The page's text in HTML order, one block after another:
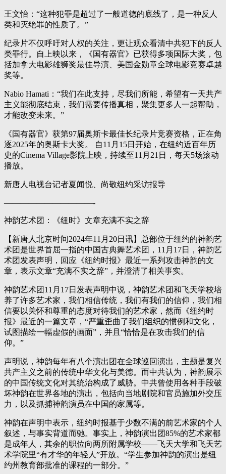
王文怡：“这种犯罪是超过了一般道德的底线了，是一种反人
类和灭绝罪的性质了。”
纪录片不仅呼吁对人权的关注，更让观众看清中共犯下的反人
类罪行。自上映以来，《国有器官》已获得多项国际大奖，包
括加拿大电影雄狮奖最佳导演、美国金勋章全球电影竞赛卓越
奖等。
Nabio Hamati：“我们在此支持，尽我们所能，希望有一天共产
主义能彻底结束，我们需要传播真相，聚集更多人一起帮助，
才能改变未来。”
《国有器官》获第97届奥斯卡最佳长纪录片竞赛资格，正在角
逐2025年的奥斯卡大奖。 自11月15日开始，在纽约近百年历
史的Cinema Village影院上映，持续至11月21日，每天5场滚动
播放。
新唐人电视台记者夏闻悦、尚敬纽约采访报导
———————————-
神韵艺术团：《纽时》文章充满不实之辞
【新唐人北京时间2024年11月20日讯】总部位于纽约的神韵艺
术团是世界首屈一指的中国古典舞艺术团，11月17日，神韵艺
术团发表声明，回应《纽约时报》最近一系列攻击神韵的文
章，表示文章“充满不实之辞”，并澄清了相关事实。
神韵艺术团11月17日发表声明中说，神韵艺术团和飞天学校培
养了许多艺术家，我们相信传统，我们有我们的信仰，我们相
信要以关怀和尊重的态度对待我们的艺术家，然而《纽约时
报》最近的一篇文章，“严重歪曲了我们组织的惯例和文化，
试图描绘一幅虚假的画面”，并且“恰恰是在攻击我们的信
仰。”
声明说，神韵每年有八个演出团在全球巡回演出，主题是复兴
共产主义之前的传统中华文化与美德。而中共认为，神韵展示
的中国传统文化对其统治构成了威胁。中共曾使用各种手段破
坏神韵在世界各地的演出，包括向当地剧院和官员施加外交压
力，以及抓捕神韵演员在中国的家属等。
神韵在声明中表示，纽约时报基于少数不满的前艺术家的个人
叙述，与事实背道而驰。事实上，神韵演出团85%的艺术家都
是成年人，其余的职位向两所附属学校——飞天大学和飞天艺
术学院里“有才华的年轻人”开放。“学生参加神韵的演出是纽
约州教育部批准的课程的一部分。”